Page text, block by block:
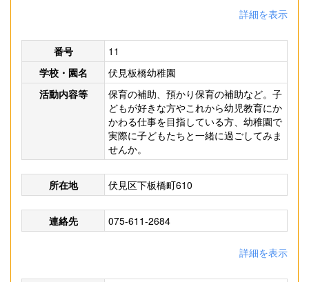
詳細を表示
番号
11
学校・園名
伏見板橋幼稚園
活動内容等
保育の補助、預かり保育の補助など。子
どもが好きな方やこれから幼児教育にか
かわる仕事を目指している方、幼稚園で
実際に子どもたちと一緒に過ごしてみま
せんか。
所在地 伏見区下板橋町610
連絡先 075-611-2684
詳細を表示